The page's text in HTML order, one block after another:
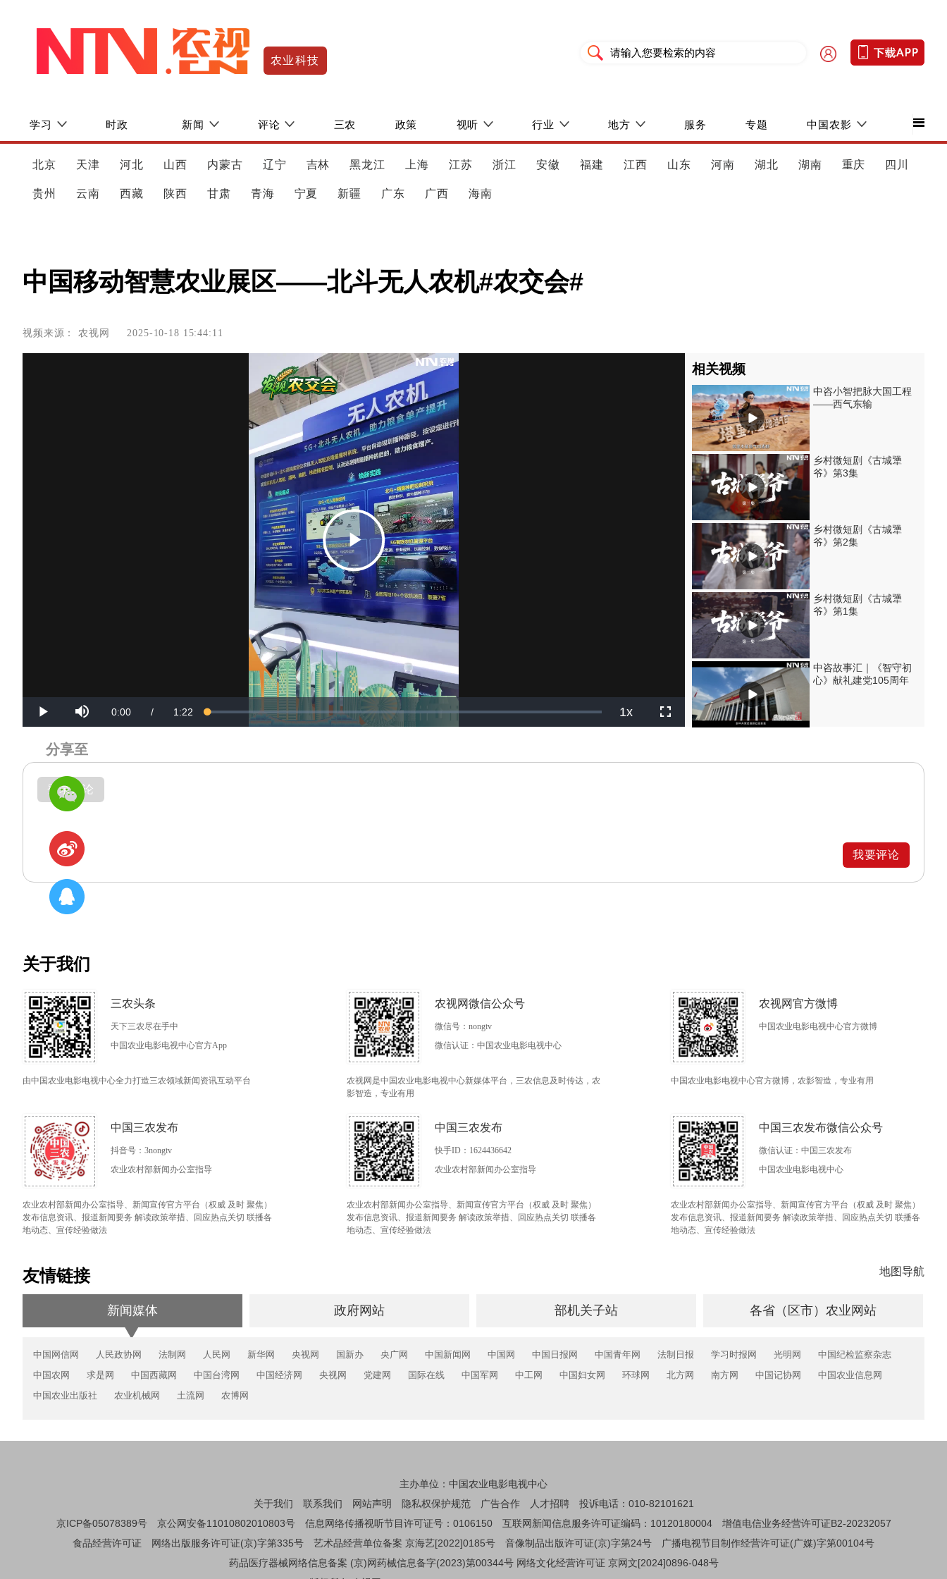
农业科技
学习 时政 新闻 评论 三农 政策 视听 行业 地方 服务 专题 中国农影
北京 天津 河北 山西 内蒙古 辽宁 吉林 黑龙江 上海 江苏 浙江 安徽 福建 江西 山东 河南 湖北 湖南 重庆 四川
贵州 云南 西藏 陕西 甘肃 青海 宁夏 新疆 广东 广西 海南
中国移动智慧农业展区——北斗无人农机#农交会#
视频来源：农视网 2025-10-18 15:44:11
Play
Video
Play Current
0:00 / Duration
1:22 Loaded:
0%
Progress:
0%
Rate
1x Fullscreen
相关视频
中咨小智把脉大国工程
——西气东输
乡村微短剧《古城犟
爷》第3集
乡村微短剧《古城犟
爷》第2集
乡村微短剧《古城犟
爷》第1集
中咨故事汇｜《智守初
心》献礼建党105周年
登录评论
我要评论
关于我们
三农头条
天下三农尽在手中
中国农业电影电视中心官方App
由中国农业电影电视中心全力打造三农领域新闻资讯互动平台
农视网微信公众号
微信号：nongtv
微信认证：中国农业电影电视中心
农视网是中国农业电影电视中心新媒体平台，三农信息及时传达，农
影智造，专业有用
农视网官方微博
中国农业电影电视中心官方微博
中国农业电影电视中心官方微博，农影智造，专业有用
中国三农发布
抖音号：3nongtv
农业农村部新闻办公室指导
农业农村部新闻办公室指导、新闻宣传官方平台（权威 及时 聚焦）
发布信息资讯、报道新闻要务 解读政策举措、回应热点关切 联播各
地动态、宣传经验做法
中国三农发布
快手ID：1624436642
农业农村部新闻办公室指导
农业农村部新闻办公室指导、新闻宣传官方平台（权威 及时 聚焦）
发布信息资讯、报道新闻要务 解读政策举措、回应热点关切 联播各
地动态、宣传经验做法
中国三农发布微信公众号
微信认证：中国三农发布
中国农业电影电视中心
农业农村部新闻办公室指导、新闻宣传官方平台（权威 及时 聚焦）
发布信息资讯、报道新闻要务 解读政策举措、回应热点关切 联播各
地动态、宣传经验做法
友情链接 地图导航
新闻媒体 政府网站 部机关子站 各省（区市）农业网站
中国网信网 人民政协网 法制网 人民网 新华网 央视网 国新办 央广网 中国新闻网 中国网 中国日报网 中国青年网 法制日报 学习时报网 光明网
中国纪检监察杂志
中国农网
求是网 中国西藏网 中国台湾网 中国经济网 央视网 党建网 国际在线 中国军网 中工网 中国妇女网 环球网 北方网 南方网 中国记协网
中国农业信息网
中国农业出版社
农业机械网 土流网 农博网
主办单位：中国农业电影电视中心
关于我们
联系我们 网站声明 隐私权保护规范 广告合作 人才招聘
投诉电话：010-82101621
京ICP备05078389号
京公网安备11010802010803号 信息网络传播视听节目许可证号：0106150 互联网新闻信息服务许可证编码：10120180004
增值电信业务经营许可证B2-20232057
食品经营许可证
网络出版服务许可证(京)字第335号 艺术品经营单位备案 京海艺[2022]0185号 音像制品出版许可证(京)字第24号
广播电视节目制作经营许可证(广媒)字第00104号
药品医疗器械网络信息备案 (京)网药械信息备字(2023)第00344号 网络文化经营许可证 京网文[2024]0896-048号
分享至